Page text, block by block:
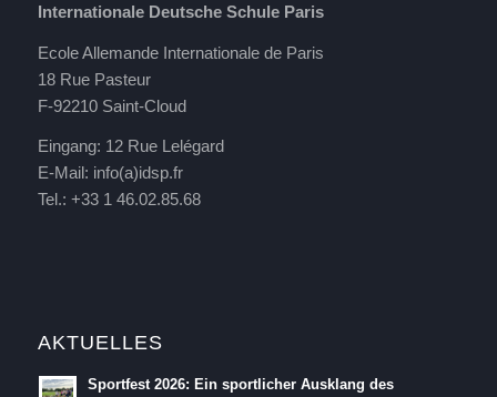
Internationale Deutsche Schule Paris
Ecole Allemande Internationale de Paris
18 Rue Pasteur
F-92210 Saint-Cloud
Eingang: 12 Rue Lelégard
E-Mail: info(a)idsp.fr
Tel.: +33 1 46.02.85.68
AKTUELLES
Sportfest 2026: Ein sportlicher Ausklang des